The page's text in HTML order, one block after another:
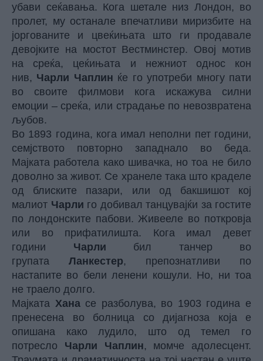
убави сеќавања. Кога шетале низ Лондон, во
пролет, му останале впечатливи миризбите на
јоргованите и цвеќињата што ги продавале
девојките на мостот Вестминстер. Овој мотив
на среќа, цеќињата и нежниот однос кон
нив, Чарли Чаплин ќе го употреби многу пати
во своите филмови кога искажува силни
емоции – среќа, или страдање по невозвратена
љубов.
Во 1893 година, кога имал неполни пет години,
семјството повторно западнало во беда.
Мајката работела како шивачка, но тоа не било
доволно за живот. Се хранеле така што краделе
од блиските пазари, или од бакшишот кој
малиот Чарли го добивал танцувајќи за гостите
по лондонските пабови. Живееле во поткровја
или во прифатилишта. Кога имал девет
години Чарли бил танчер во
групата Ланкестер, препознатливи по
настапите во бели ленени кошули. Но, ни тоа
не траело долго.
Мајката Ханасе разболува, во 1903 година е
пренесена во болница со дијагноза која е
опишана како лудило, што од темел го
потресло Чарли Чаплин, момче адолесцент.